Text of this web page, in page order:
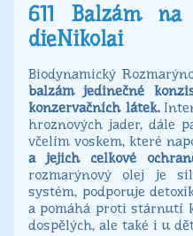
611 Balzám
dieNikolai
Biodynamický
balzám jedinečné
konzervačních látek.
hroznových jader, dále
včelím voskem, které
a jejich celkové
rozmarýnový olej je
systém, podporuje
a pomáhá proti stárnutí
dospělých, ale také i u